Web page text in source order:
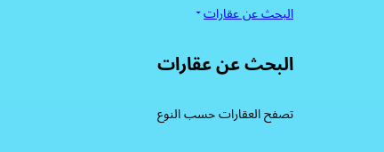
البحث عن عقارات
البحث عن عقارات
تصفح العقارات حسب النوع